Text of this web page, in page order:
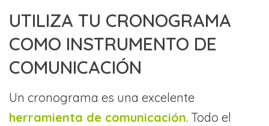
UTILIZA TU CRONOGRAMA
COMO INSTRUMENTO DE
COMUNICACIÓN
Un cronograma es una excelente
herramienta de comunicación. Todo el